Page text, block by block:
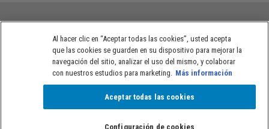
Políticas de privacidad de NESTLÉ® Colombia Términos de uso
Al hacer clic en “Aceptar todas las cookies”, usted acepta
que las cookies se guarden en su dispositivo para mejorar la
navegación del sitio, analizar el uso del mismo, y colaborar
con nuestros estudios para marketing. Más información
Configuración de cookies
Aceptar todas las cookies